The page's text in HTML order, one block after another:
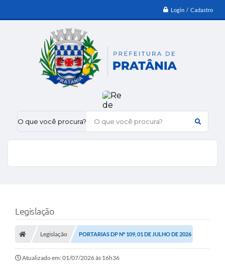
Login / Cadastro
O que você procura?
Legislação
Legislação PORTARIAS DP Nº 109, 01 DE JULHO DE 2026
Atualizado em: 01/07/2026 às 16h36